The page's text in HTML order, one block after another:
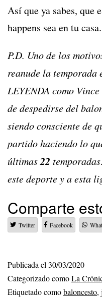
Así que ya sabes, que
happens sea en tu casa.
P.D. Uno de los
reanude la temporada
LEYENDA como
de despedirse del
siendo consciente de
partidohaciendo lo
últimas22
este deportey a esta
Comparte
Twitter Facebook
Publicada el30/03/2020
Categorizado comoLa
Etiquetado comobaloncesto,